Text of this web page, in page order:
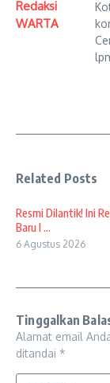
Redaksi
WARTA
Related Posts
Resmi Dilantik! Ini
Baru I ...
6 Agustus 2026
Tinggalkan
Alamat email
ditandai *